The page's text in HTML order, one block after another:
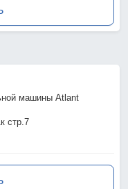
машины Atlant
стр.7